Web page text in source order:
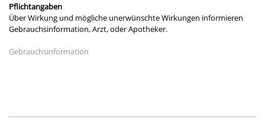
Pflichtangaben
Über Wirkung und mögliche unerwünschte Wirkungen informieren
Gebrauchsinformation, Arzt, oder Apotheker.
Gebrauchsinformation